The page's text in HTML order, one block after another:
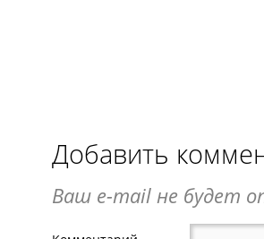
Добавить
Ваш e-mail не будет